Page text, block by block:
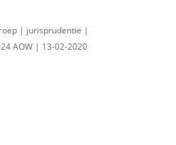
| jurisprudentie |
AOW | 13-02-2020